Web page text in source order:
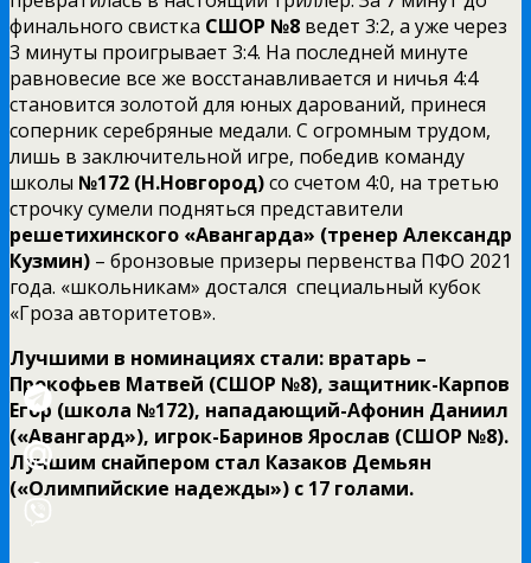
финального свистка СШОР №8 ведет 3:2, а уже через
3 минуты проигрывает 3:4. На последней минуте
равновесие все же восстанавливается и ничья 4:4
становится золотой для юных дарований, принеся
соперник серебряные медали. С огромным трудом,
лишь в заключительной игре, победив команду
школы №172 (Н.Новгород)со счетом 4:0, на третью
строчку сумели подняться представители
решетихинского «Авангарда» (тренер Александр
Кузмин) – бронзовые призеры первенства ПФО 2021
года. «школьникам» достался специальный кубок
«Гроза авторитетов».
Лучшими в номинациях стали: вратарь –
Прокофьев Матвей (СШОР №8), защитник-Карпов
Егор (школа №172), нападающий-Афонин Даниил
(«Авангард»), игрок-Баринов Ярослав (СШОР №8).
Лучшим снайпером стал Казаков Демьян
(«Олимпийские надежды») с 17 голами.